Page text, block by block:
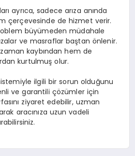
ayrıca, sadece arıza anında
çerçevesinde de hizmet verir.
büyümeden müdahale
ve masraflar baştan önlenir.
kaybından hem de
kurtulmuş olur.
ilgili bir sorun olduğunu
ve garantili çözümler için
ziyaret edebilir, uzman
aracınıza uzun vadeli